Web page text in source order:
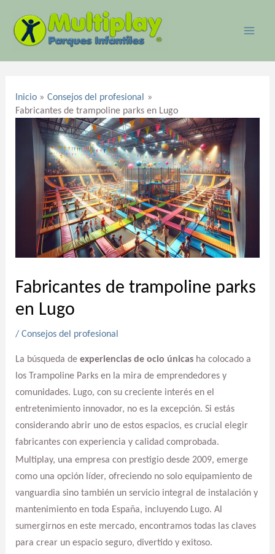
contenido
Inicio
Consejos del profesional
Fabricantes de trampoline parks en Lugo
Fabricantes de trampoline parks
en Lugo
/ Consejos del profesional
La búsqueda de experiencias de ocio únicasha colocado a
los Trampoline Parks en la mira de emprendedores y
comunidades. Lugo, con su creciente interés en el
entretenimiento innovador, no es la excepción. Si estás
considerando abrir uno de estos espacios, es crucial elegir
fabricantes con experiencia y calidad comprobada.
Multiplay, una empresa con prestigio desde 2009, emerge
como una opción líder, ofreciendo no solo equipamiento de
vanguardia sino también un servicio integral de instalación y
mantenimiento en toda España, incluyendo Lugo. Al
sumergirnos en este mercado, encontramos todas las claves
para crear un espacio seguro, divertido y exitoso.
entradas